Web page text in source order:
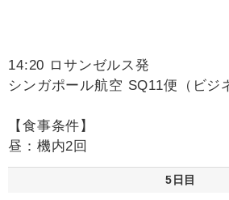
14:20 ロサンゼルス発
シンガポール航空 SQ11便（ビジ
【食事条件】
昼：機内2回
5日目